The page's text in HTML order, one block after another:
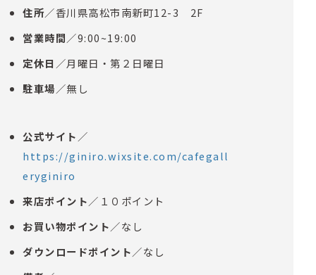
住所／香川県高松市南新町12-3 2F
営業時間／9:00~19:00
定休日 ／月曜日・第２日曜日
駐車場／無し
公式サイト ／
https://giniro.wixsite.com/cafegall
eryginiro
来店ポイント／１０ポイント
お買い物ポイント／なし
ダウンロードポイント／なし